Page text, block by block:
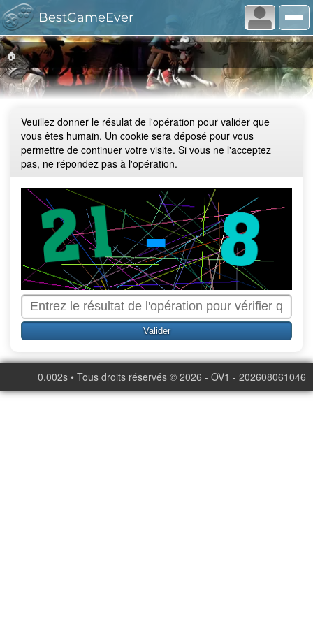
BestGameEver
🏠
Veuillez donner le résulat de l'opération pour valider que
vous êtes humain. Un cookie sera déposé pour vous
permettre de continuer votre visite. Si vous ne l'acceptez
pas, ne répondez pas à l'opération.
0.002s • Tous droits réservés © 2026 - OV1 - 202608061046